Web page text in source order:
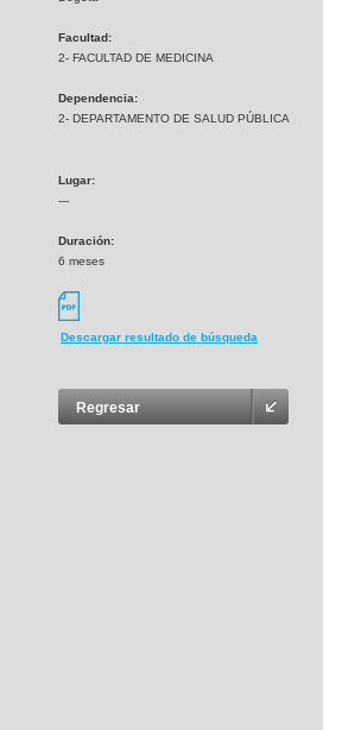
Facultad:
2- FACULTAD DE MEDICINA
Dependencia:
2- DEPARTAMENTO DE SALUD PÚBLICA
Lugar:
---
Duración:
6 meses
Descargar resultado de búsqueda
Regresar